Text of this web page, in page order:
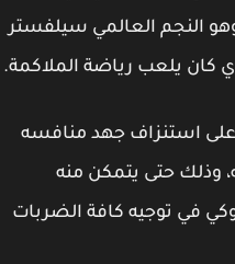
العالمي سيلفستر
يلعب رياضة الملاكمة.
استنزاف جهد منافسه
حتى يتمكن منه
في توجيه كافة الضربات